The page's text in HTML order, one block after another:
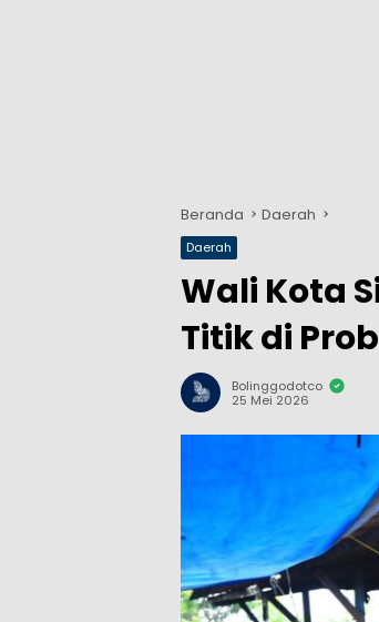
Beranda Daerah
Daerah
Wali Kota
Titik di
Bolinggodotco
25 Mei 2026